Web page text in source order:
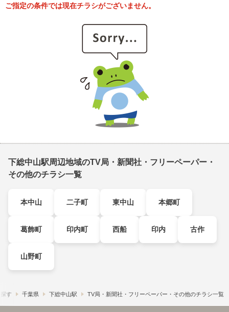
ご指定の条件では現在チラシがございません。
下総中山駅周辺地域のTV局・新聞社・フリーペーパー・
その他のチラシ一覧
本中山 二子町 東中山 本郷町
葛飾町 印内町 西船 印内 古作
山野町
す 千葉県 下総中山駅 TV局・新聞社・フリーペーパー・その他のチラシ一覧